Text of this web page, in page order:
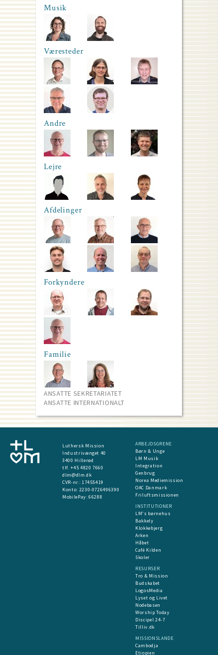
Musik
Væresteder
Andre
Lejre
Afdelinger
Forkyndere
Familie
ANSATTE SEKRETARIATET
ANSATTE INTERNATIONALT
Luthersk Mission
Industrivænget 40
3400 Hillerød
tlf. +45 4820 7660
dlm@dlm.dk
CVR-nr.: 17455419
​Konto: 2230-0726496390
MobilePay:66288
ARBEJDSGRENE
Børn & Unge
LM Musik
Integration
Genbrug
Norea Mediemission
OAC Danmark
Friluftsmissionen
INSTITUTIONER
LM's børnehus
Bakkely
Klokkebjerg
Arken
Håbet
Café Kilden
Skoler
RESURSER
Tro & Mission
Budskabet
LogosMedia
Lyset og Livet
Nodebasen
Worship Today
Discipel 24-7
Tilliv.dk
MISSIONSLANDE
Cambodja
Etiopien